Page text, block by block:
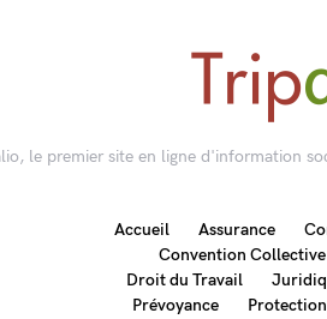
le premier site en ligne d'information
Accueil Assurance
Convention Collective
Droit du Travail
Prévoyance